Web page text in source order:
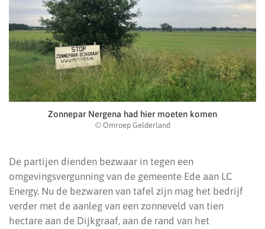
Zonnepar Nergena had hier moeten komen
© Omroep Gelderland
De partijen dienden bezwaar in tegen een
omgevingsvergunning van de gemeente Ede aan LC
Energy. Nu de bezwaren van tafel zijn mag het bedrijf
verder met de aanleg van een zonneveld van tien
hectare aan de Dijkgraaf, aan de rand van het